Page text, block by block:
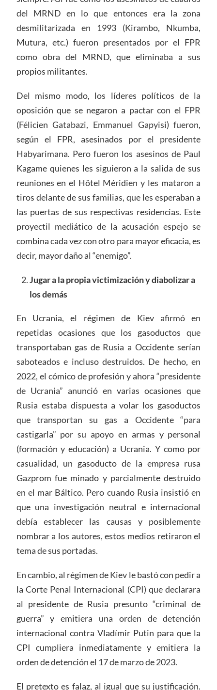
del MRND en lo que entonces era la zona
desmilitarizada en 1993 (Kirambo, Nkumba,
Mutura, etc.) fueron presentados por el FPR
como obra del MRND, que eliminaba a sus
propios militantes.
Del mismo modo, los líderes políticos de la
oposición que se negaron a pactar con el FPR
(Félicien Gatabazi, Emmanuel Gapyisi) fueron,
según el FPR, asesinados por el presidente
Habyarimana. Pero fueron los asesinos de Paul
Kagame quienes les siguieron a la salida de sus
reuniones en el Hôtel Méridien y les mataron a
tiros delante de sus familias, que les esperaban a
las puertas de sus respectivas residencias. Este
proyectil mediático de la acusación espejo se
combina cada vez con otro para mayor eficacia, es
decir, mayor daño al “enemigo”.
Jugar a la propia victimización y diabolizar a
los demás
En Ucrania, el régimen de Kiev afirmó en
repetidas ocasiones que los gasoductos que
transportaban gas de Rusia a Occidente serían
saboteados e incluso destruidos. De hecho, en
2022, el cómico de profesión y ahora “presidente
de Ucrania” anunció en varias ocasiones que
Rusia estaba dispuesta a volar los gasoductos
que transportan su gas a Occidente “para
castigarla” por su apoyo en armas y personal
(formación y educación) a Ucrania. Y como por
casualidad, un gasoducto de la empresa rusa
Gazprom fue minado y parcialmente destruido
en el mar Báltico. Pero cuando Rusia insistió en
que una investigación neutral e internacional
debía establecer las causas y posiblemente
nombrar a los autores, estos medios retiraron el
tema de sus portadas.
En cambio, al régimen de Kiev le bastó con pedir a
la Corte Penal Internacional (CPI) que declarara
al presidente de Rusia presunto “criminal de
guerra” y emitiera una orden de detención
internacional contra Vladímir Putin para que la
CPI cumpliera inmediatamente y emitiera la
orden de detención el 17 de marzo de 2023.
El pretexto es falaz, al igual que su justificación.